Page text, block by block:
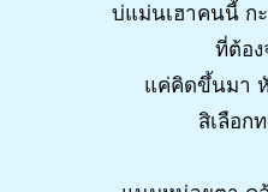
บ่แม่นเฮาคนนี้ ก
ที่ต้อง
แค่คิดขึ้นมา
สิเลือก